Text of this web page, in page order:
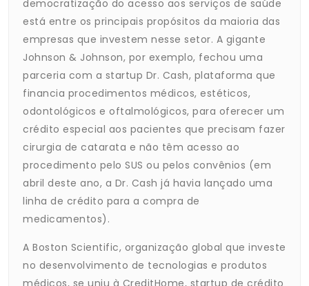
democratização do acesso aos serviços de saúde
está entre os principais propósitos da maioria das
empresas que investem nesse setor. A gigante
Johnson & Johnson, por exemplo, fechou uma
parceria com a startup Dr. Cash, plataforma que
financia procedimentos médicos, estéticos,
odontológicos e oftalmológicos, para oferecer um
crédito especial aos pacientes que precisam fazer
cirurgia de catarata e não têm acesso ao
procedimento pelo SUS ou pelos convênios (em
abril deste ano, a Dr. Cash já havia lançado uma
linha de crédito para a compra de
medicamentos).
A Boston Scientific, organização global que investe
no desenvolvimento de tecnologias e produtos
médicos, se uniu à CreditHome, startup de crédito